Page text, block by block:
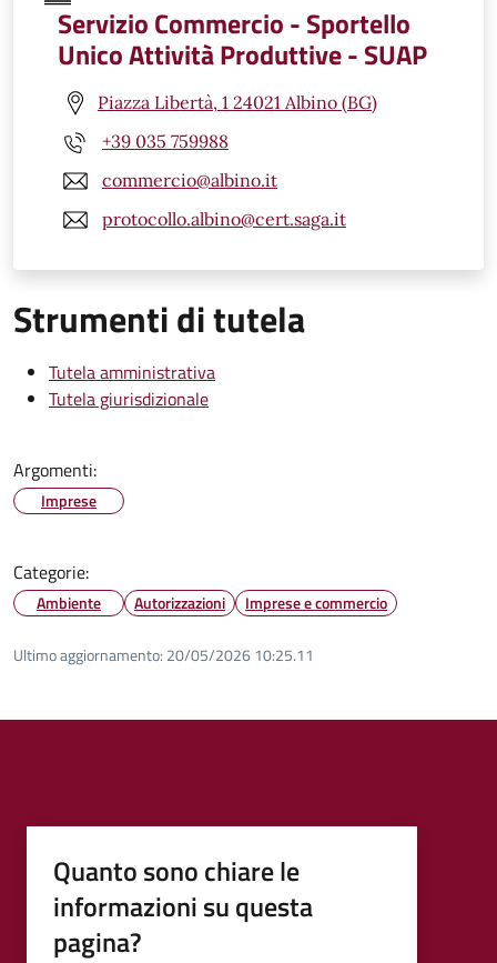
Servizio Commercio - Sportello
Unico Attività Produttive - SUAP
Piazza Libertà, 1 24021 Albino (BG)
+39 035 759988
commercio@albino.it
protocollo.albino@cert.saga.it
Strumenti di tutela
Tutela amministrativa
Tutela giurisdizionale
Argomenti:
Imprese
Categorie:
Ambiente Autorizzazioni Imprese e commercio
Ultimo aggiornamento: 20/05/2026 10:25.11
Quanto sono chiare le
informazioni su questa
pagina?